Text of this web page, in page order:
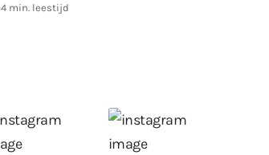
4 min. leestijd